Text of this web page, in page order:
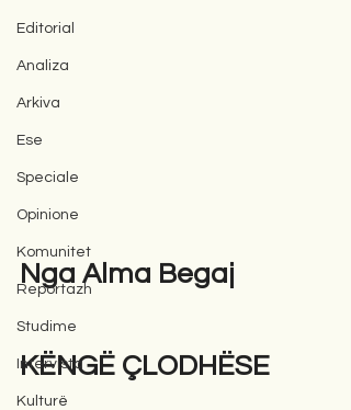
Editorial
Analiza
Arkiva
Ese
Speciale
Opinione
Komunitet
Reportazh
Studime
Intervista
Kulturë
Nga Alma Begaj
KËNGË ÇLODHËSE